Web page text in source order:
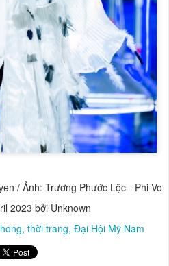
/ Ảnh: Trương Phước Lộc - Phi Vo
2023 bởi Unknown
thời trang Đại Hội Mỹ Nam